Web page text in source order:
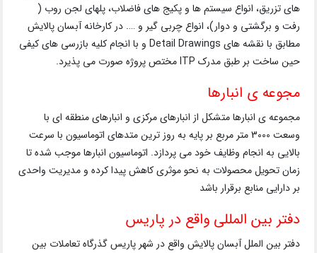
های تزریق، انواع سیستم ها و پکیج های فاضلاب، پلهای لجن روب (
رفت و برگشتی و دوار)، انواع چربی گیر و …. در کارخانه آبسان پالایش
مطابق با نقشه های Detail Drawings و با انجام کلیه بازرسی های کیفی
حین ساخت بر طبق مدرک ITP مختص پروژه صورت می پذیرد.
مجوعه ی انبارها
مجموعه ی انبارها متشکل از انبارهای مرکزی و انبارهای منطقه ای با
وسعت 3000 متر مربع بر پایه به روز ترین متدهای اتوماسیون با سرعت
بالایی به انجام وظایف خود می پردازد. اتوماسیون انبارها موجب شده تا
زمان تحویل محصولات به نحو موثری کاهش پیدا کرده و مدیریت واحدی
بر دارایی منابع برقرار باشد
دفتر بین المللی واقع در پاریس
دفتر بین الملل آبسان پالایش واقع در شهر پاریس گذرگاه تعاملات بین